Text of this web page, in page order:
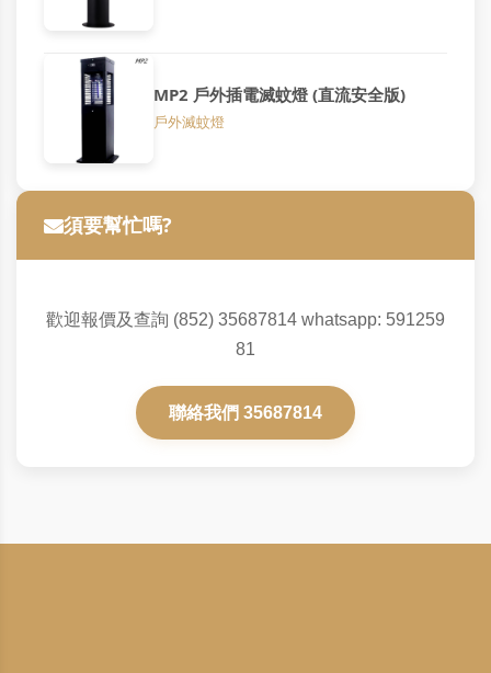
MP2 戶外插電滅蚊燈 (直流安全版)
戶外滅蚊燈
須要幫忙嗎?
歡迎報價及查詢 (852) 35687814 whatsapp: 591259
81
聯絡我們 35687814